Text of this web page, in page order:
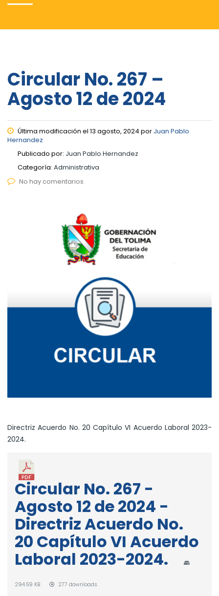
Circular No. 267 –
Agosto 12 de 2024
Última modificación el 13 agosto, 2024 por Juan Pablo
Hernandez
Publicado por: Juan Pablo Hernandez
Categoría: Administrativa
No hay comentarios
Directriz Acuerdo No. 20 Capítulo VI Acuerdo Laboral 2023-
2024.
Circular No. 267 -
Agosto 12 de 2024 -
Directriz Acuerdo No.
20 Capítulo VI Acuerdo
Laboral 2023-2024.
294.59 KB 277 downloads